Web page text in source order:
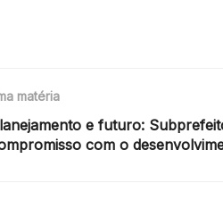
matéria
e futuro:
com o